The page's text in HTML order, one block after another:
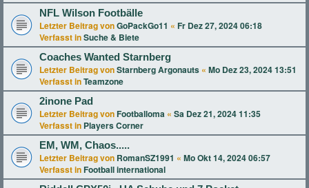
NFL Wilson Footbälle
Letzter Beitrag vonGoPackGo11 « Fr Dez 27, 2024 06:18
Verfasst inSuche & Biete
Coaches Wanted Starnberg
Letzter Beitrag vonStarnberg Argonauts « Mo Dez 23, 2024 13:51
Verfasst inTeamzone
2inone Pad
Letzter Beitrag von Footballoma « Sa Dez 21, 2024 11:35
Verfasst in Players Corner
EM, WM, Chaos.....
Letzter Beitrag von RomanSZ1991 « Mo Okt 14, 2024 06:57
Verfasst in Football international